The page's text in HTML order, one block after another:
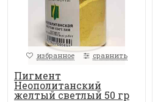
избранное сравнить
Пигмент
Неополитанский
желтый светлый 50 гр